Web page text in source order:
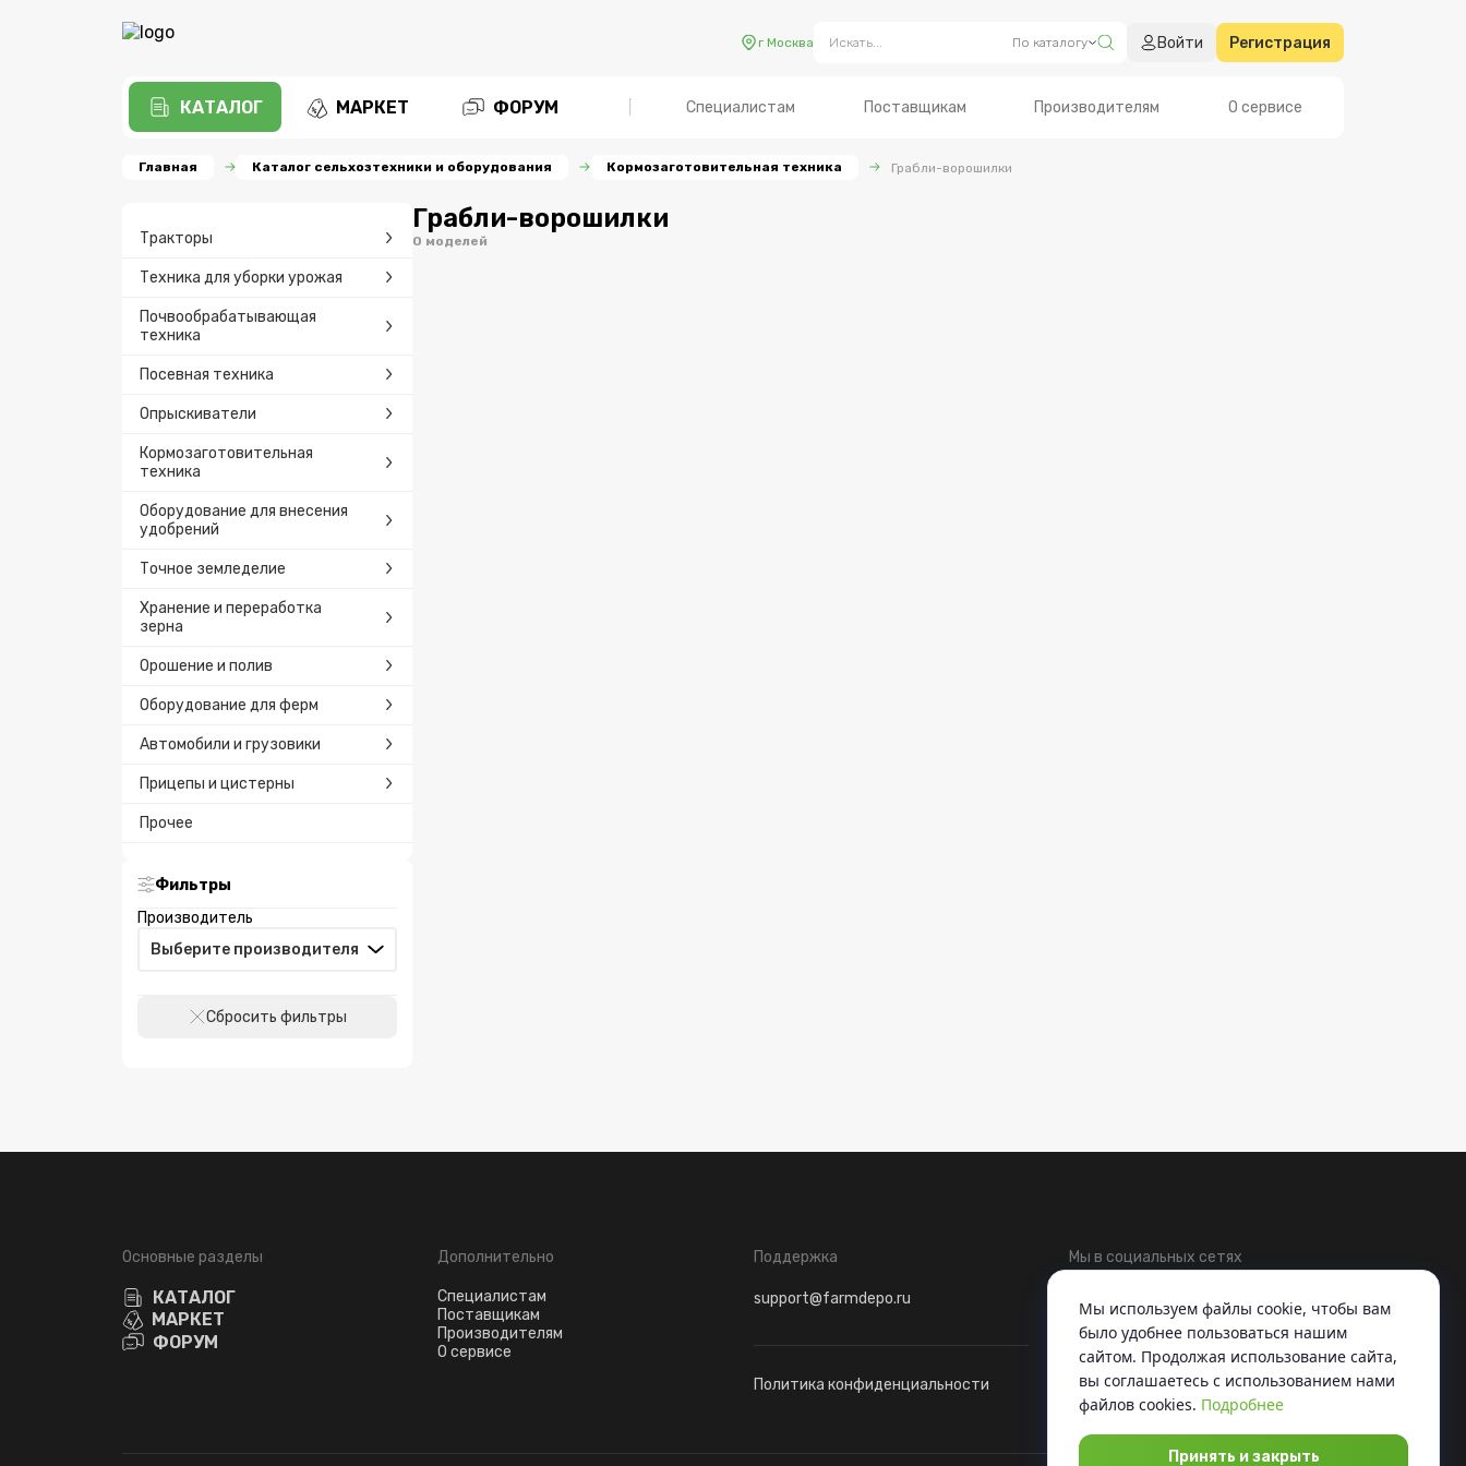
г Москва По каталогу Войти Регистрация
КАТАЛОГ МАРКЕТ ФОРУМ Специалистам Поставщикам Производителям О сервисе
Главная Каталог сельхозтехники и оборудования Кормозаготовительная техника Грабли-ворошилки
Тракторы
Техника для уборки урожая
Почвообрабатывающая
техника
Посевная техника
Опрыскиватели
Кормозаготовительная
техника
Оборудование для внесения
удобрений
Точное земледелие
Хранение и переработка
зерна
Орошение и полив
Оборудование для ферм
Автомобили и грузовики
Прицепы и цистерны
Прочее
Фильтры
Производитель
Сбросить фильтры
Грабли-ворошилки
0 моделей
Основные разделы
КАТАЛОГ
МАРКЕТ
ФОРУМ
Дополнительно
Специалистам
Поставщикам
Производителям
О сервисе
Поддержка
support@farmdepo.ru
Политика конфиденциальности
Мы в социальных сетях
Telegram ВКонтакте
Мы используем файлы cookie, чтобы вам
было удобнее пользоваться нашим
сайтом. Продолжая использование сайта,
вы соглашаетесь c использованием нами
файлов cookies. Подробнее
Принять и закрыть